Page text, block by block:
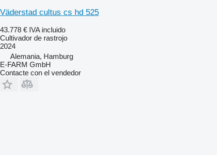
Väderstad cultus cs hd 525
43.778 € IVA incluido
Cultivador de rastrojo
2024
Alemania, Hamburg
E-FARM GmbH
Contacte con el vendedor